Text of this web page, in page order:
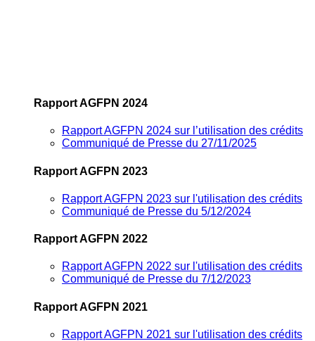
Rapport AGFPN 2024
Rapport AGFPN 2024 sur l’utilisation des crédits
Communiqué de Presse du 27/11/2025
Rapport AGFPN 2023
Rapport AGFPN 2023 sur l'utilisation des crédits
Communiqué de Presse du 5/12/2024
Rapport AGFPN 2022
Rapport AGFPN 2022 sur l'utilisation des crédits
Communiqué de Presse du 7/12/2023
Rapport AGFPN 2021
Rapport AGFPN 2021 sur l'utilisation des crédits